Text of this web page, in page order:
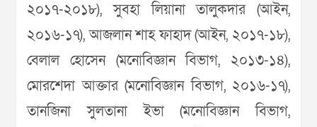
২০১৭-২০১৮), সুবহা লিয়ানা তালুকদার (আইন,
২০১৬-১৭), আজলান শাহ ফাহাদ (আইন, ২০১৭-১৮),
বেলাল হোসেন (মনোবিজ্ঞান বিভাগ, ২০১৩-১৪),
মোরশেদা আক্তার (মনোবিজ্ঞান বিভাগ, ২০১৬-১৭),
তানজিনা সুলতানা ইভা (মনোবিজ্ঞান বিভাগ,